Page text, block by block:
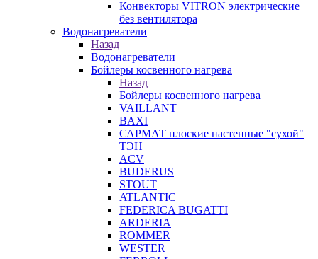
Конвекторы VITRON электрические
без вентилятора
Водонагреватели
Назад
Водонагреватели
Бойлеры косвенного нагрева
Назад
Бойлеры косвенного нагрева
VAILLANT
BAXI
САРМАТ плоские настенные "сухой"
ТЭН
ACV
BUDERUS
STOUT
ATLANTIC
FEDERICA BUGATTI
ARDERIA
ROMMER
WESTER